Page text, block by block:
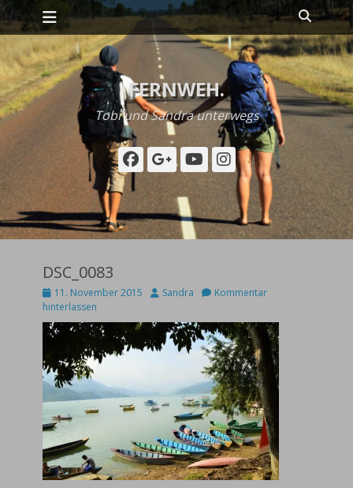
Zum
Inhalt
springen
Primäres Menü Suchen
FERNWEH.
Tobi und Sandra unterwegs
Facebook
Googleplus
YouTube
Instagram
DSC_0083
Posted
on
11. November 2015 AutorSandra
Kommentar
hinterlassen